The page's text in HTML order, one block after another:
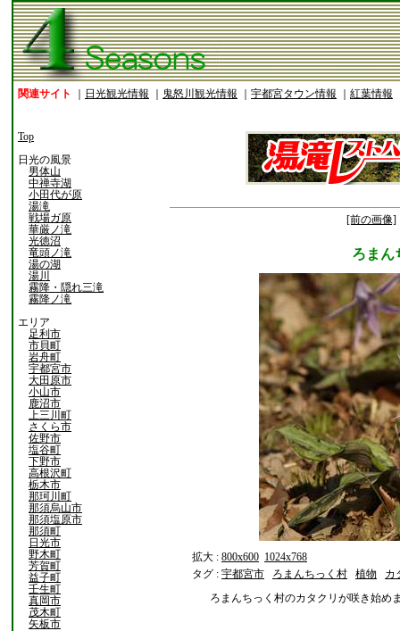
関連サイト 日光観光情報 鬼怒川観光情報 宇都宮タウン情報 紅葉情報
Top
日光の風景
男体山
中禅寺湖
小田代が原
湯滝
戦場ガ原
華厳ノ滝
光徳沼
竜頭ノ滝
湯の湖
湯川
霧降・隠れ三滝
霧降ノ滝
エリア
足利市
市貝町
岩舟町
宇都宮市
大田原市
小山市
鹿沼市
上三川町
さくら市
佐野市
塩谷町
下野市
高根沢町
栃木市
那珂川町
那須烏山市
那須塩原市
那須町
日光市
野木町
芳賀町
益子町
壬生町
真岡市
茂木町
矢板市
[前の画像]
ろまん
拡大 : 800x600 1024x768
タグ : 宇都宮市 ろまんちっく村 植物
カ
ろまんちっく村のカタクリが咲き始め